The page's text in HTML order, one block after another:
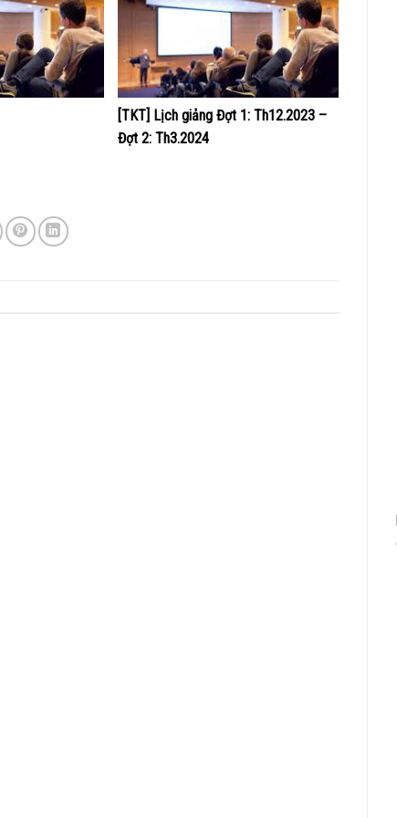
[TKT] Lịch giảng Đợt 1: Th12.2023 –
Đợt 2: Th3.2024